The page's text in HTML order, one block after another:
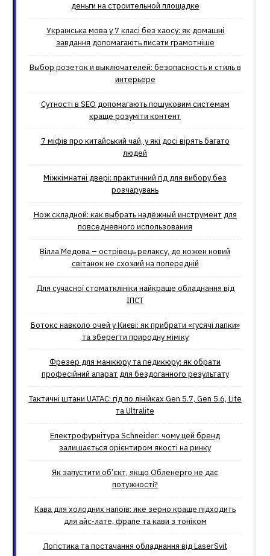
деньги на строительной площадке
Українська мова у 7 класі без хаосу: як домашні
завдання допомагають писати грамотніше
Выбор розеток и выключателей: безопасность и стиль в
интерьере
Сутності в SEO допомагають пошуковим системам
краще розуміти контент
7 міфів про китайський чай, у які досі вірять багато
людей
Міжкімнатні двері: практичний гід для вибору без
розчарувань
Нож складной: как выбрать надёжный инструмент для
повседневного использования
Вілла Медова – острівець релаксу, де кожен новий
світанок не схожий на попередній
Для сучасної стоматклініки найкраще обладнання від
ІПСТ
Ботокс навколо очей у Києві: як прибрати «гусячі лапки»
та зберегти природну міміку
Фрезер для манікюру та педикюру: як обрати
професійний апарат для бездоганного результату
Тактичні штани UATAC: гід по лінійках Gen 5.7, Gen 5.6, Lite
та Ultralite
Електрофурнітура Schneider: чому цей бренд
залишається орієнтиром якості на ринку
Як запустити об’єкт, якщо Обленерго не дає
потужності?
Кава для холодних напоїв: яке зерно краще підходить
для айс-лате, фрапе та кави з тоніком
Логістика та постачання обладнання від LaserSvit